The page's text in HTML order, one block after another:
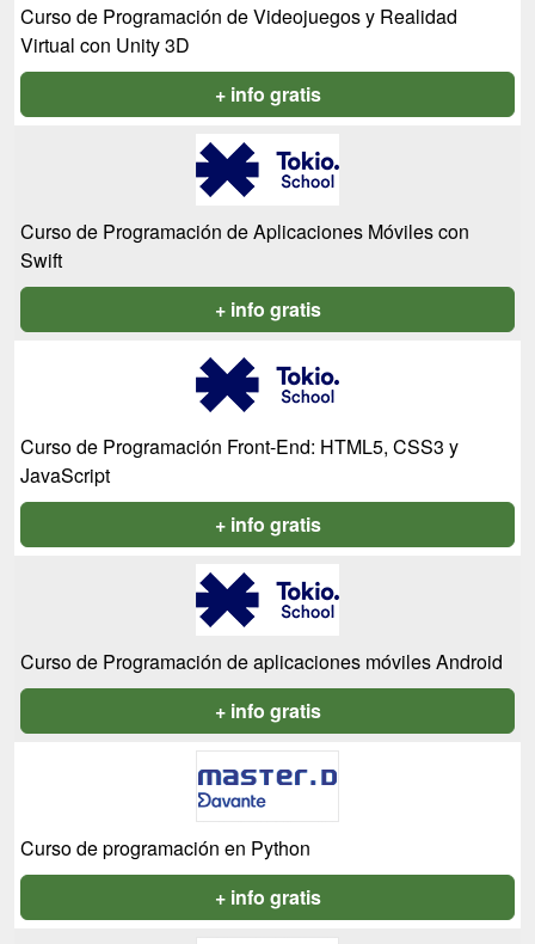
Curso de Programación de Videojuegos y Realidad
Virtual con Unity 3D
+ info gratis
Curso de Programación de Aplicaciones Móviles con
Swift
+ info gratis
Curso de Programación Front-End: HTML5, CSS3 y
JavaScript
+ info gratis
Curso de Programación de aplicaciones móviles Android
+ info gratis
Curso de programación en Python
+ info gratis